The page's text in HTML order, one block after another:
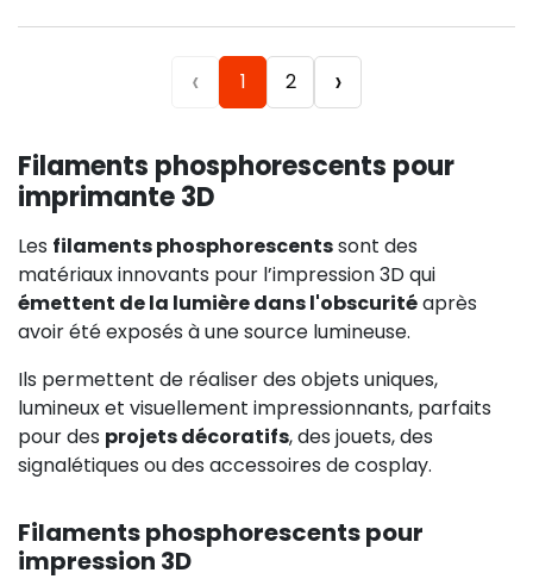
‹ 1 2 ›
Filaments phosphorescents pour
imprimante 3D
Les filaments phosphorescentssont des
matériaux innovants pour l’impression 3D qui
émettent de la lumière dans l'obscuritéaprès
avoir été exposés à une source lumineuse.
Ils permettent de réaliser des objets uniques,
lumineux et visuellement impressionnants, parfaits
pour des projets décoratifs, des jouets, des
signalétiques ou des accessoires de cosplay.
Filaments phosphorescents pour
impression 3D